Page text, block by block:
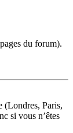
du forum).
(Londres, Paris,
si vous n’êtes